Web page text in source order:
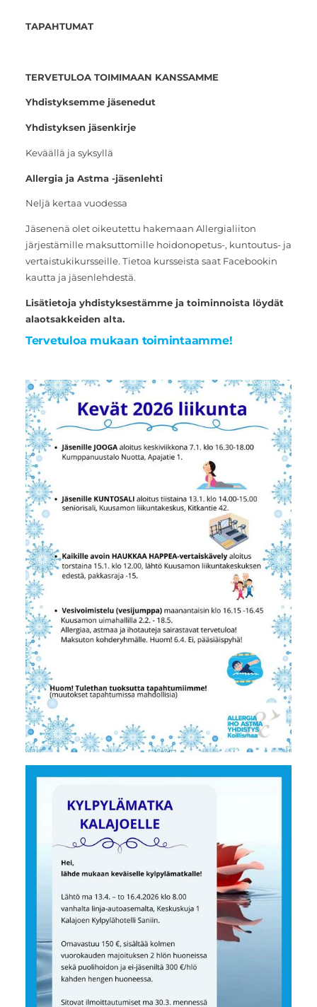
TAPAHTUMAT
TERVETULOA TOIMIMAAN KANSSAMME
Yhdistyksemme jäsenedut
Yhdistyksen jäsenkirje
Keväällä ja syksyllä
Allergia ja Astma -jäsenlehti
Neljä kertaa vuodessa
Jäsenenä olet oikeutettu hakemaan Allergialiiton
järjestämille maksuttomille hoidonopetus-, kuntoutus- ja
vertaistukikursseille. Tietoa kursseista saat Facebookin
kautta ja jäsenlehdestä.
Lisätietoja yhdistyksestämme ja toiminnoista löydät
alaotsakkeiden alta.
Tervetuloa mukaan toimintaamme!